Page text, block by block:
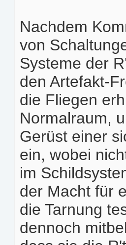
Nachdem
von
Systeme der
den Artefakt-
die Fliegen
Normalraum,
Gerüst einer
ein, wobei
im
der Macht für
die Tarnung
dennoch